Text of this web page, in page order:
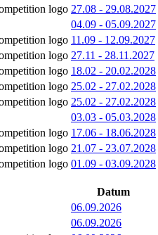
27.08 - 29.08.2027
04.09 - 05.09.2027
11.09 - 12.09.2027
27.11 - 28.11.2027
18.02 - 20.02.2028
25.02 - 27.02.2028
25.02 - 27.02.2028
03.03 - 05.03.2028
17.06 - 18.06.2028
21.07 - 23.07.2028
01.09 - 03.09.2028
Datum
06.09.2026
06.09.2026